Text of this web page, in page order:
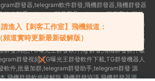
群發器,telegram軟件群發,飛機群發器,飛機群發器
,拉人助手,telegram群發工具,telegram 群發言,加群軟
議号注冊機,TG機器人群發消息,群發軟件,tg群發器免
告,telegram群發規則,telegram群發,telegram 群發,拉
,群發器破解版,曝光王飛機群發軟件,telegram自動群
群發消息,TG曝光王群發軟件,tg 群發,飛機群發軟件破
群發視頻,TG曝光王群發軟件下載,TG群發機器人
軟件,批量加群,telegram群發助手,telegram群發 源
,飛機群發軟件破解版,飛機群發協議,飛機群發器源
進入【刺客工作室】飛機頻道：
（頻道實時更新最新破解版）